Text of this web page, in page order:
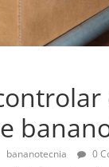
bananotecnia
0